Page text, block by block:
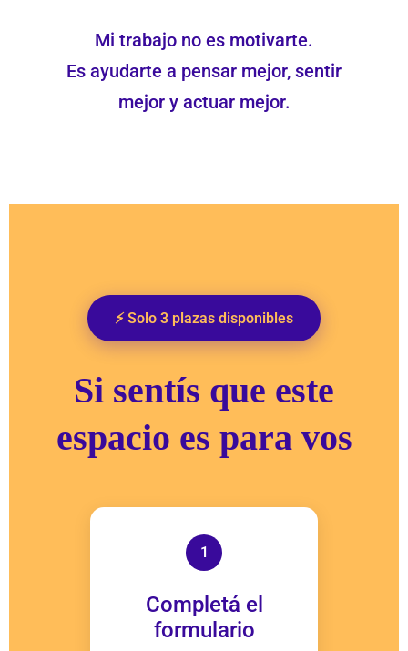
Mi trabajo no es motivarte.
Es ayudarte a pensar mejor, sentir
mejor y actuar mejor.
⚡ Solo 3 plazas disponibles
Si sentís que este
espacio es para vos
1
Completá el
formulario